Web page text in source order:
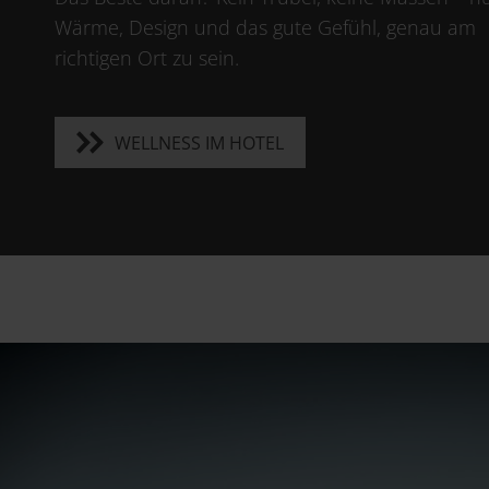
Wärme, Design und das gute Gefühl, genau am
richtigen Ort zu sein.
WELLNESS IM HOTEL